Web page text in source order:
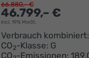
46.799,– €
incl. 19% MwSt.
66.880,– €
Verbrauch kombiniert:
CO2-Klasse: G
CO -Emissionen: